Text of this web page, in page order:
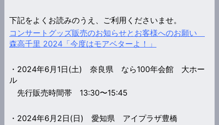
下記をよくお読みのうえ、ご利用くださいませ。
コンサートグッズ販売のお知らせとお客様へのお願い
森高千里 2024「今度はモアベターよ！」
・2024年6月1日(土) 奈良県 なら100年会館 大ホー
ル
先行販売時間帯 13:30〜15:45
・2024年6月2日(日) 愛知県 アイプラザ豊橋